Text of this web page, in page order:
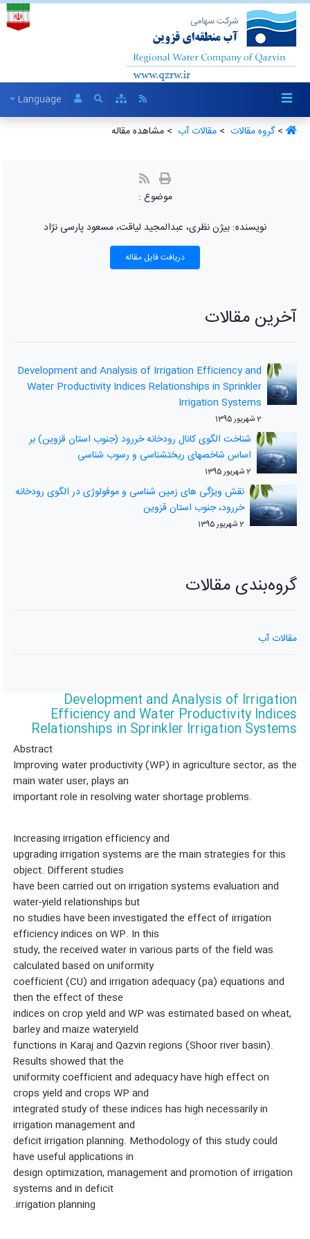
Language
>گروه مقالات ‏ >مقالات آب ‏ > مشاهده مقاله
موضوع :
نویسنده: بیژن نظری، عبدالمجید لیاقت، مسعود پارسی نژاد
دریافت فایل مقاله
آخرین مقالات
Development and Analysis of Irrigation Efficiency and
Water Productivity Indices Relationships in Sprinkler
Irrigation Systems
2 شهریور 1395
شناخت الگوی کانال رودخانه خررود (جنوب استان قزوین) بر
اساس شاخصهای ریختشناسی و رسوب شناسی
2 شهریور 1395
نقش ویژگی های زمین شناسی و موفولوژی در الگوی رودخانه
خررود، جنوب استان قزوین
2 شهریور 1395
گروه‌بندی مقالات
مقالات آب
Development and Analysis of Irrigation
Efficiency and Water Productivity Indices
Relationships in Sprinkler Irrigation Systems
Abstract
Improving water productivity (WP) in agriculture sector, as the
main water user, plays an
important role in resolving water shortage problems.
upgrading irrigation systems are the main strategies for this
object. Different studies
have been carried out on irrigation systems evaluation and
water-yield relationships but
no studies have been investigated the effect of irrigation
efficiency indices on WP. In this
study, the received water in various parts of the field was
calculated based on uniformity
coefficient (CU) and irrigation adequacy (pa) equations and
then the effect of these
indices on crop yield and WP was estimated based on wheat,
barley and maize wateryield
functions in Karaj and Qazvin regions (Shoor river basin).
Results showed that the
uniformity coefficient and adequacy have high effect on
crops yield and crops WP and
integrated study of these indices has high necessarily in
irrigation management and
deficit irrigation planning. Methodology of this study could
have useful applications in
design optimization, management and promotion of irrigation
systems and in deficit
irrigation planning.